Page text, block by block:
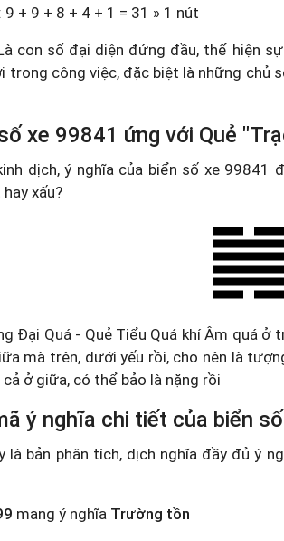
+ 9 + 8 + 4 + 1 = 31 » 1 nút
con số đại diện đứng đầu, thể hiện
trong công việc, đặc biệt là những chủ
xe 99841 ứng với Quẻ
dịch, ý nghĩa của biển số xe 99841
xấu?
Đại Quá - Quẻ Tiểu Quá khí Âm quá
mà trên, dưới yếu rồi, cho nên là
ở giữa, có thể bảo là nặng rồi
ý nghĩa chi tiết của biển
là bản phân tích, dịch nghĩa đầy đủ ý
mang ý nghĩa Trường tồn